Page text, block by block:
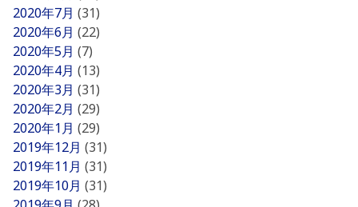
2020年7月 (31)
2020年6月 (22)
2020年5月 (7)
2020年4月 (13)
2020年3月 (31)
2020年2月 (29)
2020年1月 (29)
2019年12月 (31)
2019年11月 (31)
2019年10月 (31)